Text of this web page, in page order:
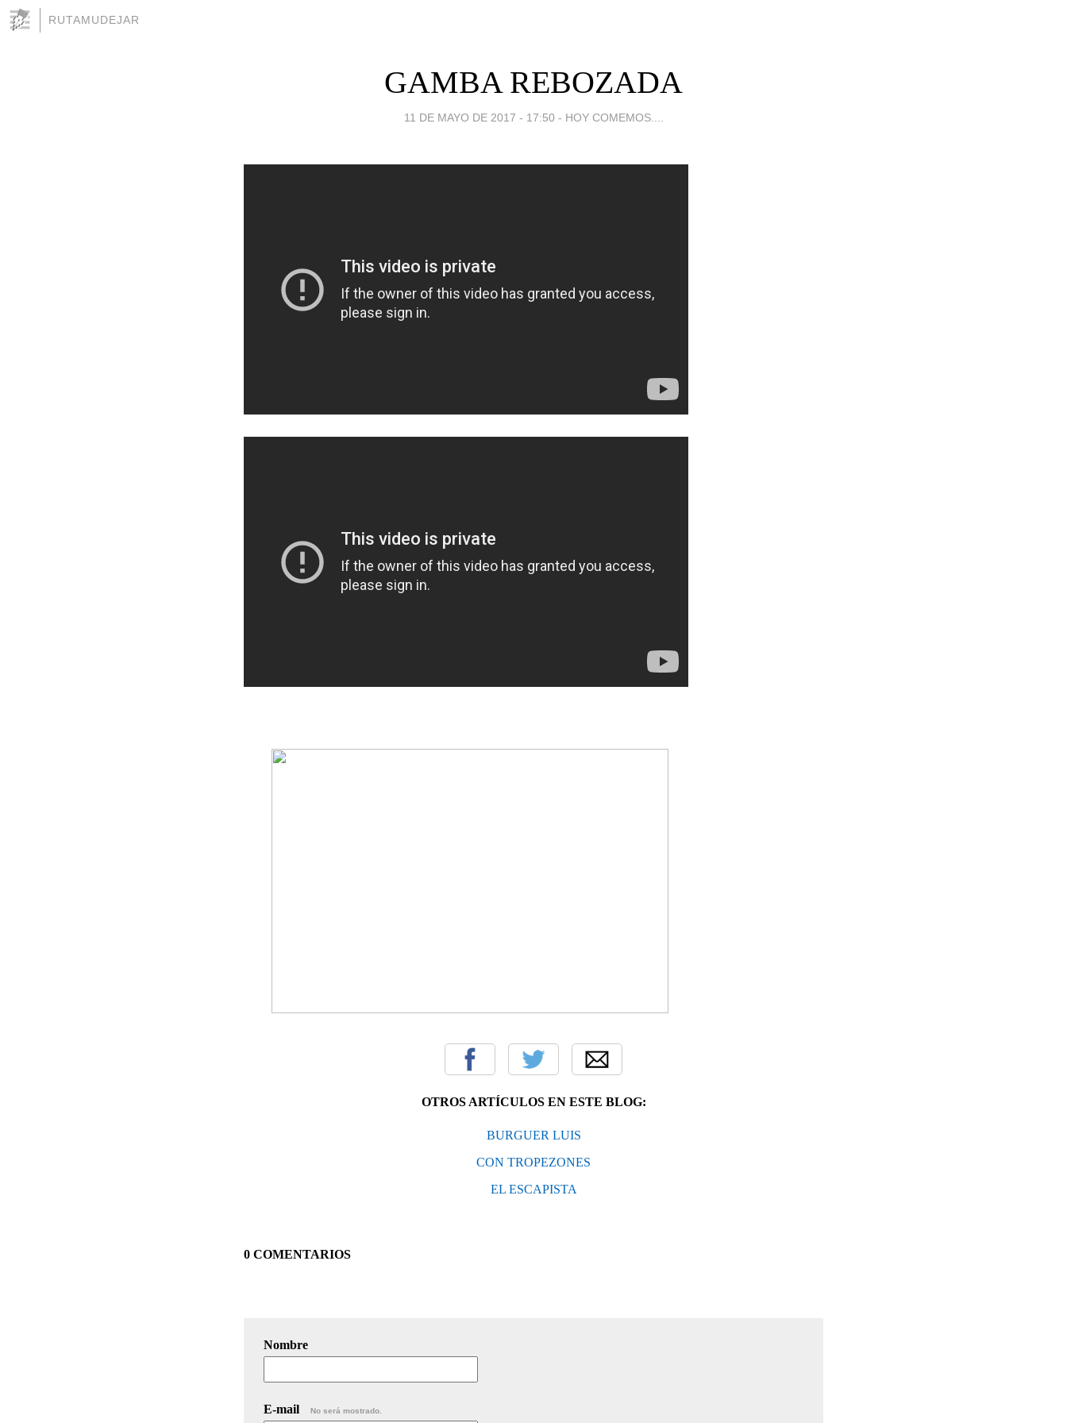
RUTAMUDEJAR
GAMBA REBOZADA
11 DE MAYO DE 2017 - 17:50 - HOY COMEMOS....
OTROS ARTÍCULOS EN ESTE BLOG:
BURGUER LUIS
CON TROPEZONES
EL ESCAPISTA
0 COMENTARIOS
Nombre
E-mail No será mostrado.